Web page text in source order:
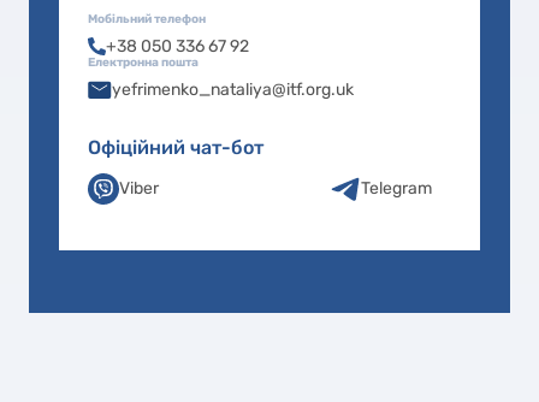
Мобільний телефон
+38 050 336 67 92
Електронна пошта
yefrimenko_nataliya@itf.org.uk
Офіційний чат-бот
Viber Telegram